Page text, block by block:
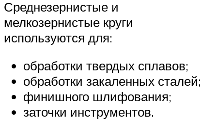
Среднезернистые и
мелкозернистые круги
используются для:
обработки твердых сплавов;
обработки закаленных сталей;
финишного шлифования;
заточки инструментов.